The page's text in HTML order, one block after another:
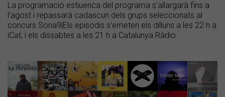
La programació estiuenca del programa s'allargarà fins a
l'agost i repassarà cadascun dels grups seleccionats al
concurs Sona9|Els episodis s'emeten els dilluns a les 22 h a
iCat, i els dissabtes a les 21 h a Catalunya Ràdio